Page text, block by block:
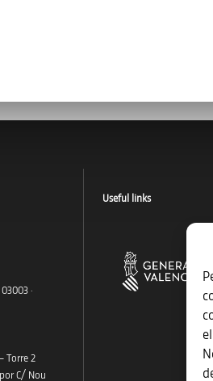
·
Torre 2
C/ Nou
Useful links